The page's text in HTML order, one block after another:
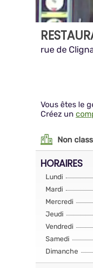
rue de
Vous êtes le
Créez un
Non
HORAIRES
Lundi
Mardi
Mercredi
Jeudi
Vendredi
Samedi
Dimanche